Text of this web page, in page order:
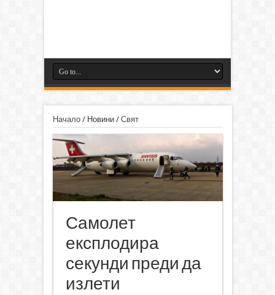
Начало/ Новини/ Свят
Самолет
експлодира
секунди преди да
излети